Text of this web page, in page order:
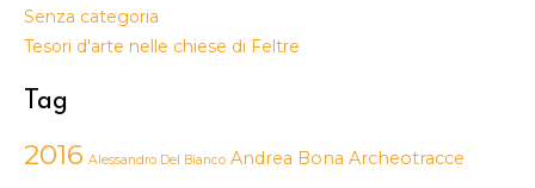
Senza categoria
Tesori d'arte nelle chiese di Feltre
Tag
2016 Alessandro Del Bianco Andrea Bona Archeotracce